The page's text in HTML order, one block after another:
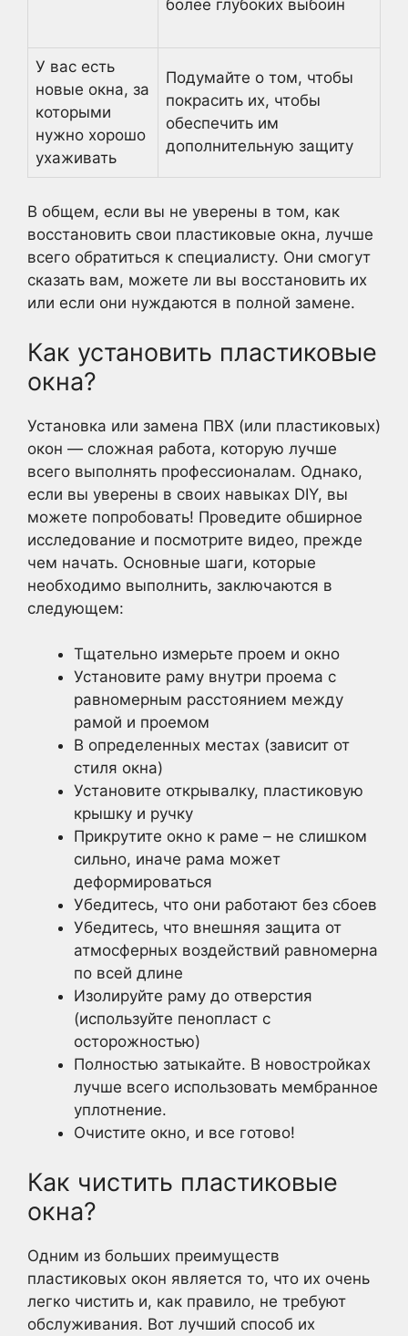
более глубоких выбоин
У вас есть
новые окна, за
которыми
нужно хорошо
ухаживать
Подумайте о том, чтобы
покрасить их, чтобы
обеспечить им
дополнительную защиту
В общем, если вы не уверены в том, как
восстановить свои пластиковые окна, лучше
всего обратиться к специалисту. Они смогут
сказать вам, можете ли вы восстановить их
или если они нуждаются в полной замене.
Как установить пластиковые
окна?
Установка или замена ПВХ (или пластиковых)
окон — сложная работа, которую лучше
всего выполнять профессионалам. Однако,
если вы уверены в своих навыках DIY, вы
можете попробовать! Проведите обширное
исследование и посмотрите видео, прежде
чем начать. Основные шаги, которые
необходимо выполнить, заключаются в
следующем:
Тщательно измерьте проем и окно
Установите раму внутри проема с
равномерным расстоянием между
рамой и проемом
В определенных местах (зависит от
стиля окна)
Установите открывалку, пластиковую
крышку и ручку
Прикрутите окно к раме – не слишком
сильно, иначе рама может
деформироваться
Убедитесь, что они работают без сбоев
Убедитесь, что внешняя защита от
атмосферных воздействий равномерна
по всей длине
Изолируйте раму до отверстия
(используйте пенопласт с
осторожностью)
Полностью затыкайте. В новостройках
лучше всего использовать мембранное
уплотнение.
Очистите окно, и все готово!
Как чистить пластиковые
окна?
Одним из больших преимуществ
пластиковых окон является то, что их очень
легко чистить и, как правило, не требуют
обслуживания. Вот лучший способ их